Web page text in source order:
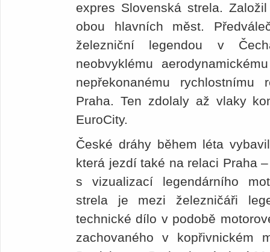
expres Slovenská strela.
obou hlavních měst.
železniční legendou v
neobvyklému
nepřekonanému
Praha. Ten zdolaly až vlaky
EuroCity.
České dráhy během léta
která jezdí také na relaci Praha
s vizualizací legendárního
strela je mezi železničáři
technické dílo v podobě
zachovaného v kopřivnickém